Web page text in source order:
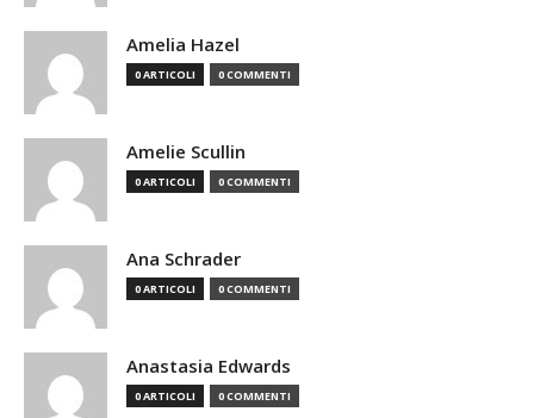
Amelia Hazel
0 ARTICOLI 0 COMMENTI
Amelie Scullin
0 ARTICOLI 0 COMMENTI
Ana Schrader
0 ARTICOLI 0 COMMENTI
Anastasia Edwards
0 ARTICOLI 0 COMMENTI